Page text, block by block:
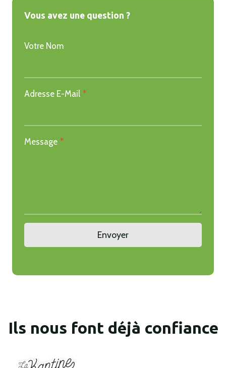
Vous avez une question ?
Votre Nom
Adresse E-Mail *
Message *
Envoyer
Ils nous font déjà confiance